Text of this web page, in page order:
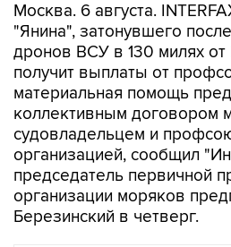
Москва. 6 августа.
"Янина", затонувшего
дронов ВСУ в 130 милях от
получит выплаты от
материальная помощь
коллективным договором
судовладельцем и
организацией, сообщил
председатель первичной
организации моряков
Березинский в четверг.